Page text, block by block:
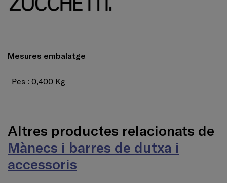
Mesures embalatge
Pes : 0,400 Kg
Altres productes relacionats de
Mànecs i barres de dutxa i
accessoris